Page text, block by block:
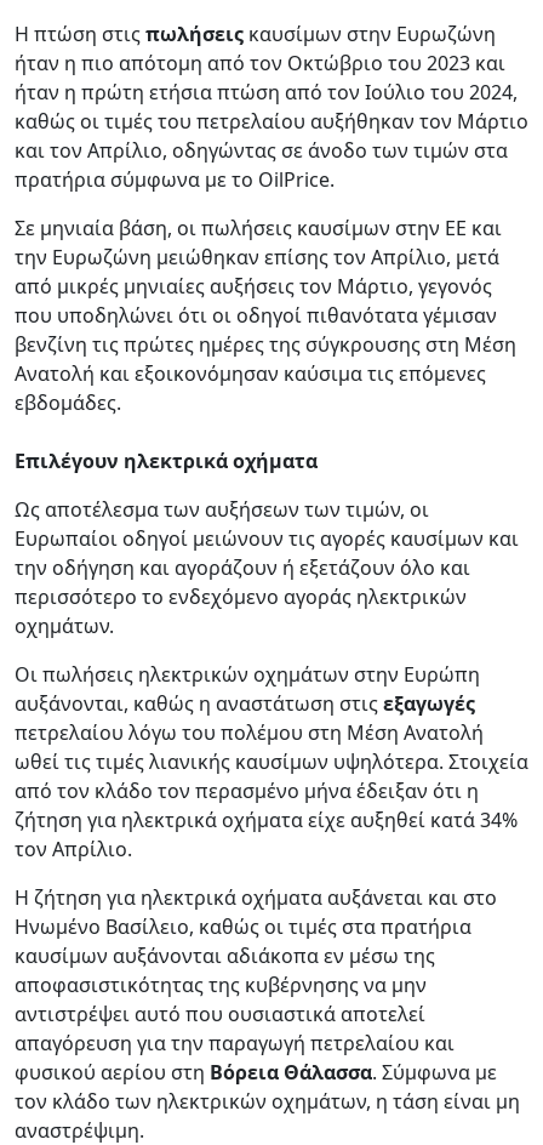
Η πτώση στιςπωλήσεις καυσίμων στην Ευρωζώνη
ήταν η πιο απότομη από τον Οκτώβριο του 2023 και
ήταν η πρώτη ετήσια πτώση από τον Ιούλιο του 2024,
καθώς οι τιμές του πετρελαίου αυξήθηκαν τον Μάρτιο
και τον Απρίλιο, οδηγώντας σε άνοδο των τιμών στα
πρατήρια σύμφωνα με το OilPrice.
Σε μηνιαία βάση, οι πωλήσεις καυσίμων στην ΕΕ και
την Ευρωζώνη μειώθηκαν επίσης τον Απρίλιο, μετά
από μικρές μηνιαίες αυξήσεις τον Μάρτιο, γεγονός
που υποδηλώνει ότι οι οδηγοί πιθανότατα γέμισαν
βενζίνη τις πρώτες ημέρες της σύγκρουσης στη Μέση
Ανατολή και εξοικονόμησαν καύσιμα τις επόμενες
εβδομάδες.
Επιλέγουν ηλεκτρικά οχήματα
Ως αποτέλεσμα των αυξήσεων των τιμών, οι
Ευρωπαίοι οδηγοί μειώνουν τις αγορές καυσίμων και
την οδήγηση και αγοράζουν ή εξετάζουν όλο και
περισσότερο το ενδεχόμενο αγοράς ηλεκτρικών
οχημάτων.
Οι πωλήσεις ηλεκτρικών οχημάτων στην Ευρώπη
αυξάνονται, καθώς η αναστάτωση στιςεξαγωγές
πετρελαίου λόγω του πολέμου στη Μέση Ανατολή
ωθεί τις τιμές λιανικής καυσίμων υψηλότερα. Στοιχεία
από τον κλάδο τον περασμένο μήνα έδειξαν ότι η
ζήτηση για ηλεκτρικά οχήματα είχε αυξηθεί κατά 34%
τον Απρίλιο.
Η ζήτηση για ηλεκτρικά οχήματα αυξάνεται και στο
Ηνωμένο Βασίλειο, καθώς οι τιμές στα πρατήρια
καυσίμων αυξάνονται αδιάκοπα εν μέσω της
αποφασιστικότητας της κυβέρνησης να μην
αντιστρέψει αυτό που ουσιαστικά αποτελεί
απαγόρευση για την παραγωγή πετρελαίου και
φυσικού αερίου στη Βόρεια Θάλασσα. Σύμφωνα με
τον κλάδο των ηλεκτρικών οχημάτων, η τάση είναι μη
αναστρέψιμη.